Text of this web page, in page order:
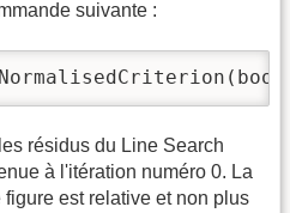
suivante :
résidus du Line Search
à l'itération numéro 0. La
est relative et non plus